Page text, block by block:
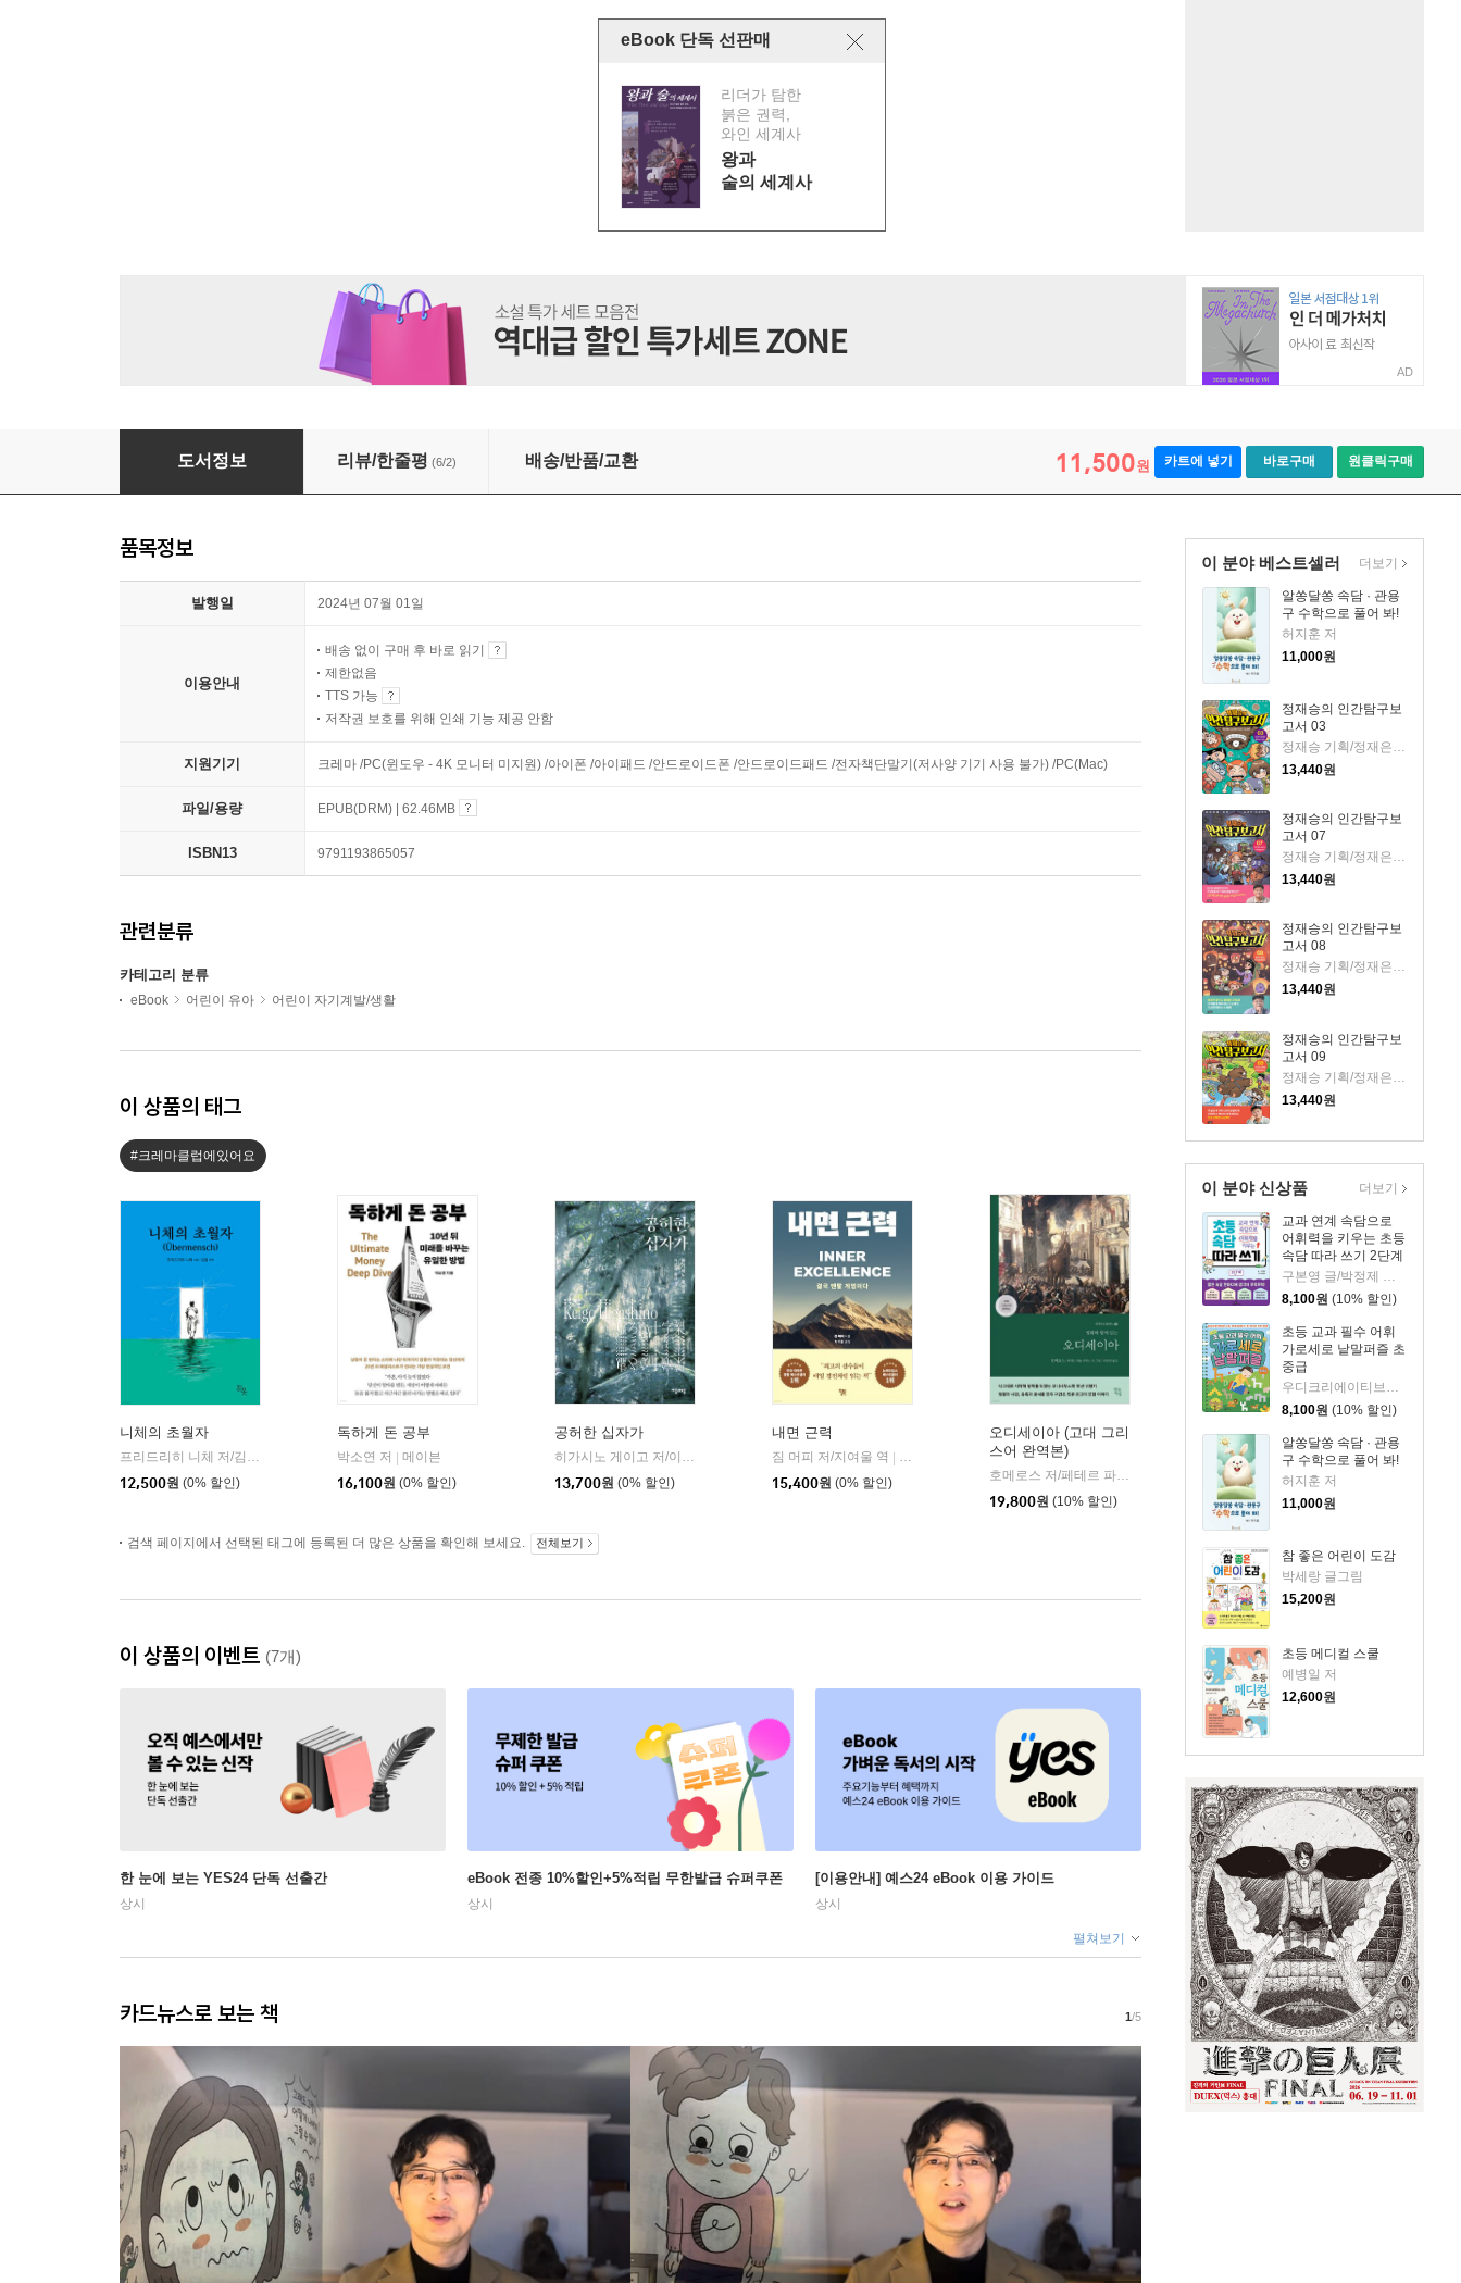
eBook 단독 선판매
리더가 탐한
붉은 권력,
와인 세계사
왕과
술의 세계사
AD
사이다 쌤의 비밀 상담소
도서정보 리뷰/한줄평 (6/2) 배송/반품/교환 11,500원 카트에 넣기 바로구매 원클릭구매
이 분야 베스트셀러
알쏭달쏭 속담 · 관용
구 수학으로 풀어 봐!
허지훈 저
11,000원
정재승의 인간탐구보
고서 03
정재승 기획/정재은,이고은 글/김현민 그림
13,440원
정재승의 인간탐구보
고서 07
정재승 기획/정재은,이고은 글/김현민 그림
13,440원
정재승의 인간탐구보
고서 08
정재승 기획/정재은,이고은 글/김현민 그림
13,440원
정재승의 인간탐구보
고서 09
13,440원
더보기
이 분야 신상품
교과 연계 속담으로
어휘력을 키우는 초등
속담 따라 쓰기 2단계
8,100원 (10% 할인)
초등 교과 필수 어휘
가로세로 낱말퍼즐 초
중급
8,100원 (10% 할인)
알쏭달쏭 속담 · 관용
구 수학으로 풀어 봐!
허지훈 저
11,000원
참 좋은 어린이 도감
박세랑 글그림
15,200원
초등 메디컬 스쿨
예병일 저
12,600원
더보기
품목정보
발행일 2024년 07월 01일
이용안내
배송 없이 구매 후 바로 읽기
제한없음
TTS 가능
저작권 보호를 위해 인쇄 기능 제공 안함
지원기기 크레마 /PC(윈도우 - 4K 모니터 미지원) /아이폰 /아이패드 /안드로이드폰 /안드로이드패드 /전자책단말기(저사양 기기 사용 불가) /PC(Mac)
파일/용량 EPUB(DRM) | 62.46MB
ISBN13 9791193865057
관련분류
카테고리 분류
eBook 어린이 유아 어린이 자기계발/생활
이 상품의 태그
#크레마클럽에있어요
니체의 초월자
프리드리히 니체 저/김철 편역
12,500원 (0% 할인)
독하게 돈 공부
박소연 저
메이븐
16,100원 (0% 할인)
공허한 십자가
히가시노 게이고 저/이선희 역
자음과모음
13,700원 (0% 할인)
내면 근력
짐 머피 저/지여울 역
윌북(willbook)
15,400원 (0% 할인)
오디세이아 (고대 그리
스어 완역본)
호메로스 저/페테르 파울 루벤스 그림/박문재 역
현대지성
19,800원 (10% 할인)
검색 페이지에서 선택된 태그에 등록된 더 많은 상품을 확인해 보세요. 전체보기
이 상품의 이벤트 (7개)
한 눈에 보는 YES24 단독 선출간
상시
eBook 전종 10%할인+5%적립 무한발급 슈퍼쿠폰
상시
[이용안내] 예스24 eBook 이용 가이드
상시
펼쳐보기
카드뉴스로 보는 책 1/5